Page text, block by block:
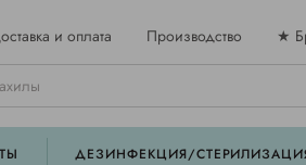
и оплата Производство ★
ДЕЗИНФЕКЦИЯ/